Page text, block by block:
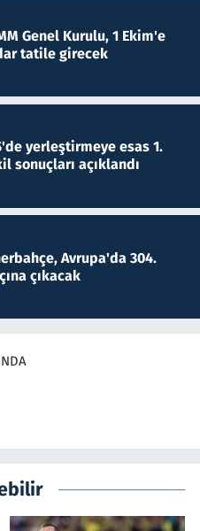
Genel Kurulu, 1 Ekim'e
tatile girecek
yerleştirmeye esas 1.
sonuçları açıklandı
Avrupa'da 304.
çıkacak